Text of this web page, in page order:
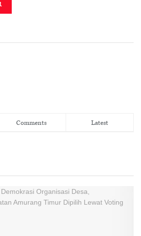
Comments Latest